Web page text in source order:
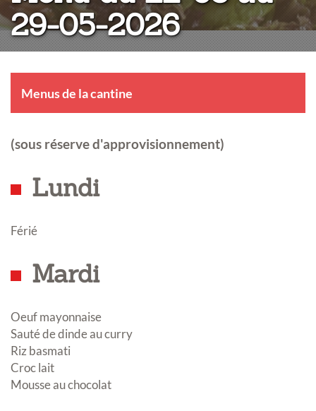
29-05-2026
Menus de la cantine
(sous réserve d'approvisionnement)
Lundi
Férié
Mardi
Oeuf mayonnaise
Sauté de dinde au curry
Riz basmati
Croc lait
Mousse au chocolat